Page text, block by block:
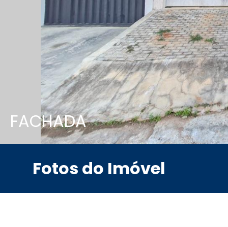
FACHADA
Fotos do Imóvel